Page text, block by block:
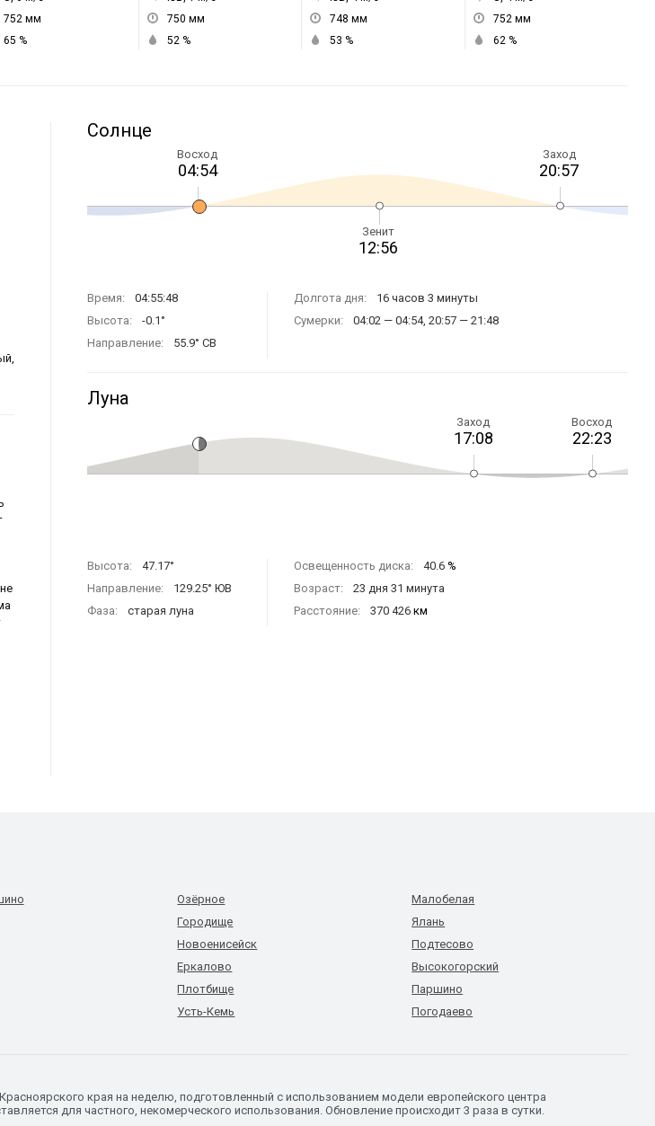
752 мм
65 %
750 мм
52 %
748 мм
53 %
752 мм
62 %
Солнце
Восход
04:54
Заход
20:57
Зенит
12:56
Время:
04:55:48
Высота:
-0.1°
Направление:
55.9° СВ
Долгота дня:
16 часов 3 минуты
Сумерки:
04:02 — 04:54, 20:57 — 21:48
Луна
Восход
22:23
Заход
17:08
Высота:
47.17°
Направление:
129.25° ЮВ
Фаза:
старая луна
Освещенность диска: 40.6 %
Возраст:
23 дня 31 минута
Расстояние:
370 426 км
Озёрное
Городище
Новоенисейск
Еркалово
Плотбище
Усть-Кемь
Малобелая
Ялань
Подтесово
Высокогорский
Паршино
Погодаево
края на неделю, подготовленный с использованием модели европейского центра
для частного, некомерческого использования. Обновление происходит 3 раза в сутки.